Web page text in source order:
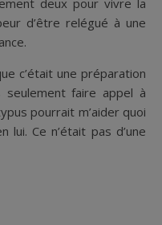
d’être relégué à une
c’était une préparation
faire appel à
pourrait m’aider quoi
lui. Ce n’était pas d’une